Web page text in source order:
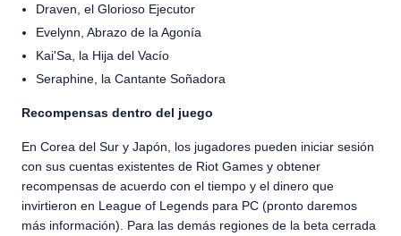
Draven, el Glorioso Ejecutor
Evelynn, Abrazo de la Agonía
Kai'Sa, la Hija del Vacío
Seraphine, la Cantante Soñadora
Recompensas dentro del juego
En Corea del Sur y Japón, los jugadores pueden iniciar sesión
con sus cuentas existentes de Riot Games y obtener
recompensas de acuerdo con el tiempo y el dinero que
invirtieron en League of Legends para PC (pronto daremos
más información). Para las demás regiones de la beta cerrada